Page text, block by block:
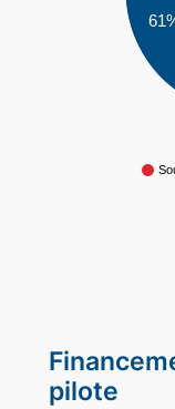
pilote